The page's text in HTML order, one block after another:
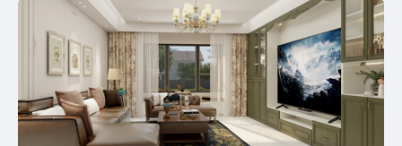
多余的东西，认为任何复杂的设计，没有实用价值的特殊...